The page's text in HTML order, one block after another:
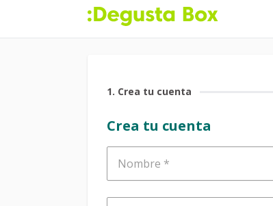
1. Crea tu cuenta
Crea tu cuenta
Nombre